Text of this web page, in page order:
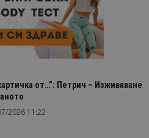
от…”: Петрич – Изживяване
2026 11:22